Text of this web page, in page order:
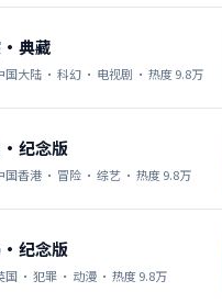
·典藏
国大陆 · 科幻 · 电视剧 · 热度9.8万
·纪念版
国香港 · 冒险 · 综艺 · 热度9.8万
·纪念版
国 · 犯罪 · 动漫 · 热度9.8万